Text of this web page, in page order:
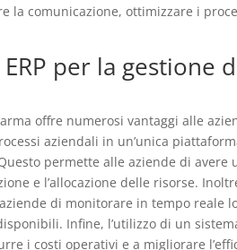
la comunicazione, ottimizzare i
per la gestione
offre numerosi vantaggi alle
aziendali in un’unica
permette alle aziende di avere
e l’allocazione delle risorse.
di monitorare in tempo reale
Infine, l’utilizzo di un
i costi operativi e a migliorare